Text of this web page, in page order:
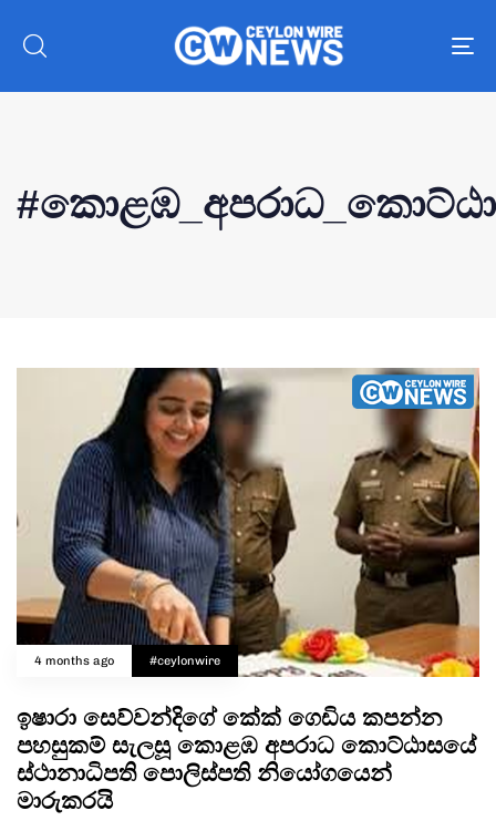
Type and hit enter
4 months ago #ceylonwire
ඉෂාරා සෙව්වන්දිගේ කේක් ගෙඩිය කපන්න
පහසුකම් සැලසූ කොළඹ අපරාධ කොට්ඨාසයේ
ස්ථානාධිපති පොලිස්පති නියෝගයෙන්
මාරුකරයි